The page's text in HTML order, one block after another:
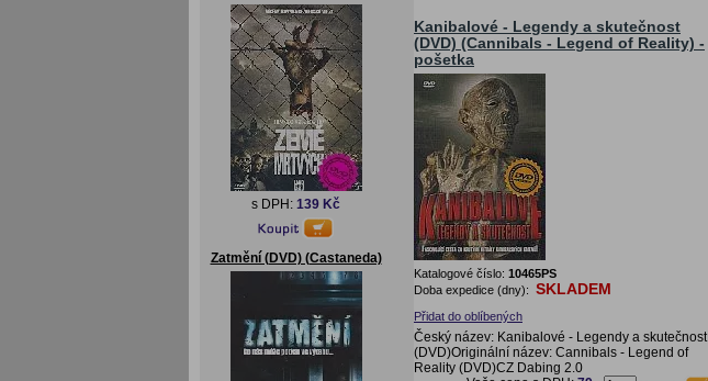
s DPH: 139 Kč
Zatmění (DVD) (Castaneda)
Kanibalové - Legendy a skutečnost
(DVD) (Cannibals - Legend of Reality) -
pošetka
Katalogové číslo: 10465PS
Doba expedice (dny): SKLADEM
Přidat do oblíbených
Český název: Kanibalové - Legendy a skutečnost
(DVD)Originální název: Cannibals - Legend of
Reality (DVD)CZ Dabing 2.0